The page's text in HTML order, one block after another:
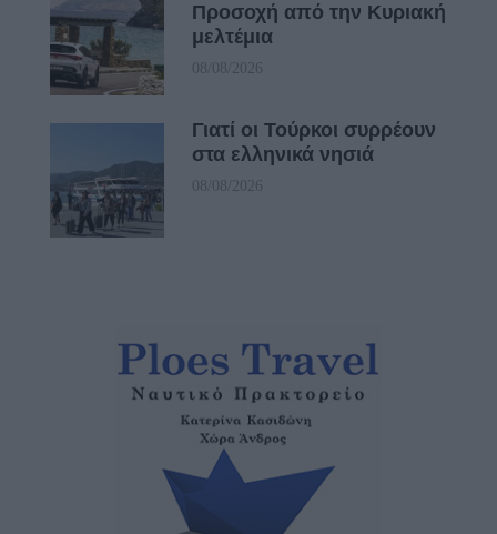
Προσοχή από την Κυριακή
μελτέμια
08/08/2026
Γιατί οι Τούρκοι συρρέουν
στα ελληνικά νησιά
08/08/2026